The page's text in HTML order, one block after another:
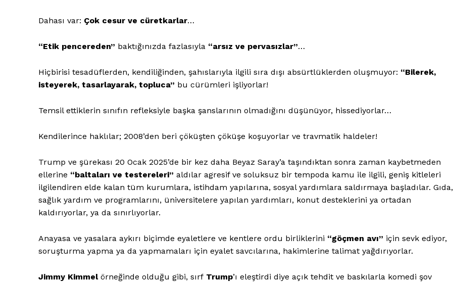
Dahası var: Çok cesur ve cüretkarlar…
“Etik pencereden” baktığınızda fazlasıyla “arsız ve pervasızlar”…
Hiçbirisi tesadüflerden, kendiliğinden, şahıslarıyla ilgili sıra dışı absürtlüklerden oluşmuyor: “Bilerek,
isteyerek, tasarlayarak, topluca” bu cürümleri işliyorlar!
Temsil ettiklerin sınıfın refleksiyle başka şanslarının olmadığını düşünüyor, hissediyorlar…
Kendilerince haklılar; 2008’den beri çöküşten çöküşe koşuyorlar ve travmatik haldeler!
Trump ve şürekası 20 Ocak 2025’de bir kez daha Beyaz Saray’a taşındıktan sonra zaman kaybetmeden
ellerine “baltaları ve testereleri” aldılar agresif ve soluksuz bir tempoda kamu ile ilgili, geniş kitleleri
ilgilendiren elde kalan tüm kurumlara, istihdam yapılarına, sosyal yardımlara saldırmaya başladılar. Gıda,
sağlık yardım ve programlarını, üniversitelere yapılan yardımları, konut desteklerini ya ortadan
kaldırıyorlar, ya da sınırlıyorlar.
Anayasa ve yasalara aykırı biçimde eyaletlere ve kentlere ordu birliklerini “göçmen avı” için sevk ediyor,
soruşturma yapma ya da yapmamaları için eyalet savcılarına, hakimlerine talimat yağdırıyorlar.
Jimmy Kimmelörneğinde olduğu gibi, sırf Trump’ı eleştirdi diye açık tehdit ve baskılarla komedi şov